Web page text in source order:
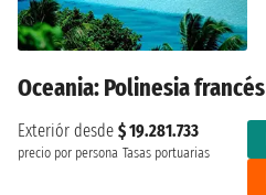
Oceania: Polinesia francés
Exteriór desde $ 19.281.733
precio por persona Tasas portuarias